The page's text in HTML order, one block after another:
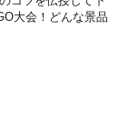
大会！どんな景品